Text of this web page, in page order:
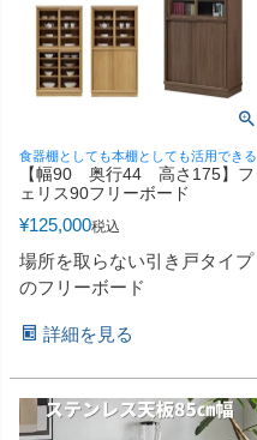
食器棚としても本棚としても活用できる
【幅90 奥行44 高さ175】フ
ェリス90フリーボード
¥125,000税込
場所を取らない引き戸タイプ
のフリーボード
詳細を見る